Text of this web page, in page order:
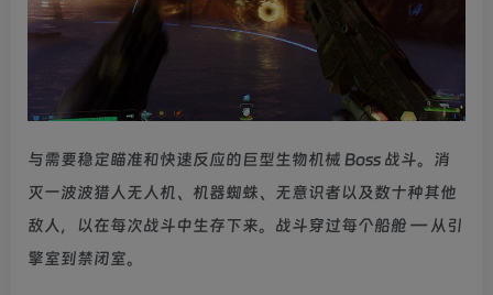
与需要稳定瞄准和快速反应的巨型生物机械 Boss 战斗。消
灭一波波猎人无人机、机器蜘蛛、无意识者以及数十种其他
敌人，以在每次战斗中生存下来。战斗穿过每个船舱 — 从引
擎室到禁闭室。